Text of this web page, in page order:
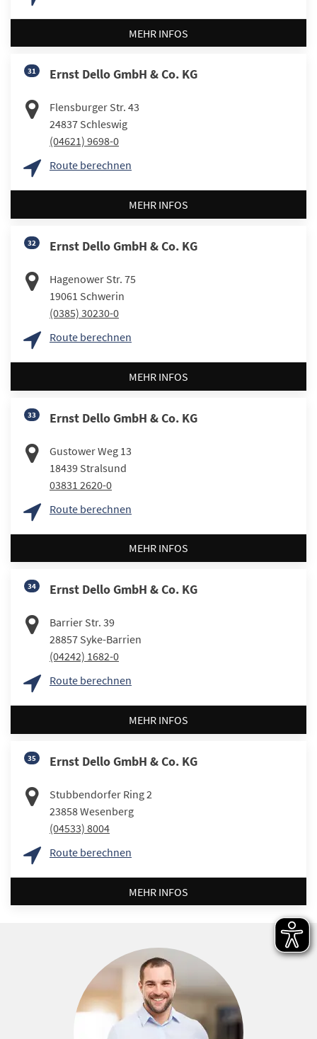
MEHR INFOS
31 Ernst Dello GmbH & Co. KG
Flensburger Str. 43
24837 Schleswig
(04621) 9698-0
Route berechnen
MEHR INFOS
32 Ernst Dello GmbH & Co. KG
Hagenower Str. 75
19061 Schwerin
(0385) 30230-0
Route berechnen
MEHR INFOS
33 Ernst Dello GmbH & Co. KG
Gustower Weg 13
18439 Stralsund
03831 2620-0
Route berechnen
MEHR INFOS
34 Ernst Dello GmbH & Co. KG
Barrier Str. 39
28857 Syke-Barrien
(04242) 1682-0
Route berechnen
MEHR INFOS
35 Ernst Dello GmbH & Co. KG
Stubbendorfer Ring 2
23858Wesenberg
(04533) 8004
Route berechnen
MEHR INFOS